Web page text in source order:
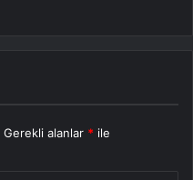
Gerekli alanlar * ile